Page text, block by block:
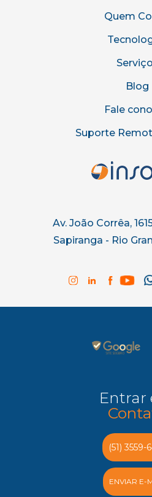
Quem
Blog
Fale
Suporte
Av. João Corrêa,
Sapiranga - Rio
Entrar
(51) 3559-
ENVIAR E-